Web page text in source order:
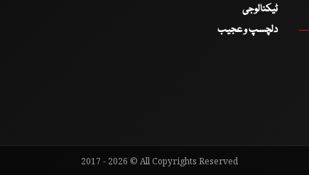
ٹیکنالوجی
دلچسپ و عجیب
2017 - 2026 © All Copyrights Reserved